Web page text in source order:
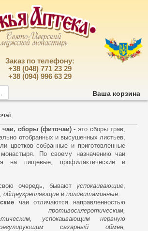
Заказ по телефону:
+38 (048) 771 23 29
+38 (094) 996 63 29
Ваша корзина
чаи, сборы (фиточаи)- это сборы трав,
отобранных и высушенных листьев,
цветков собранные и приготовленные
По своему назначению чаи
на пищевые, профилактические и
очередь, бываютуспокаивающие,
общеукрепляющиеи поливитаминные.
чаи отличаются направленностью
противосклеротическим,
успокаивающим нервную
сахарный обмен,